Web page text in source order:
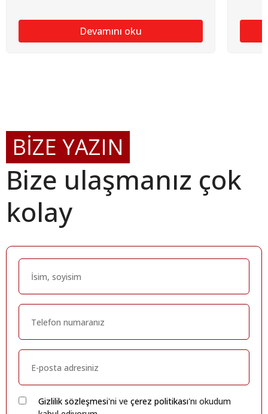
Devamını oku
BİZE YAZIN
Bize ulaşmanız çok
kolay
Gizlilik sözleşmesi'ni ve çerez politikası'nı okudum